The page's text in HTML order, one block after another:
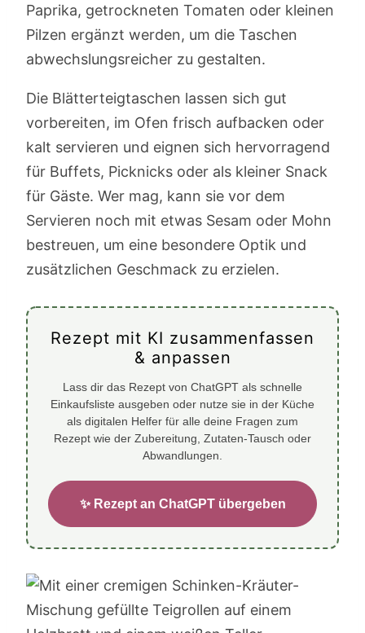
Paprika, getrockneten Tomaten oder kleinen
Pilzen ergänzt werden, um die Taschen
abwechslungsreicher zu gestalten.
Die Blätterteigtaschen lassen sich gut
vorbereiten, im Ofen frisch aufbacken oder
kalt servieren und eignen sich hervorragend
für Buffets, Picknicks oder als kleiner Snack
für Gäste. Wer mag, kann sie vor dem
Servieren noch mit etwas Sesam oder Mohn
bestreuen, um eine besondere Optik und
zusätzlichen Geschmack zu erzielen.
Rezept mit KI zusammenfassen
& anpassen
Lass dir das Rezept von ChatGPT als schnelle
Einkaufsliste ausgeben oder nutze sie in der Küche
als digitalen Helfer für alle deine Fragen zum
Rezept wie der Zubereitung, Zutaten-Tausch oder
Abwandlungen.
✨ Rezept an ChatGPT übergeben